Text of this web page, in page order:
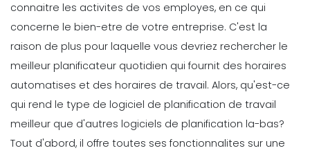
connaitre les activites de vos employes, en ce qui
concerne le bien-etre de votre entreprise. C'est la
raison de plus pour laquelle vous devriez rechercher le
meilleur planificateur quotidien qui fournit des horaires
automatises et des horaires de travail. Alors, qu'est-ce
qui rend le type de logiciel de planification de travail
meilleur que d'autres logiciels de planification la-bas?
Tout d'abord, il offre toutes ses fonctionnalites sur une